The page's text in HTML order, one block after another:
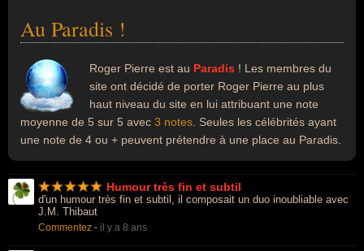
Au Paradis !
Roger Pierre est au Paradis ! Les membres du
site ont décidé de porter Roger Pierre au plus
haut niveau du site en lui attribuant une note
moyenne de 5 sur 5 avec 3 notes . Seules les célébrités ayant
une note de 4 ou + peuvent prétendre à une place au Paradis.
Humour très fin et subtil
d'un humour très fin et subtil, il composait un duo inoubliable avec
J.M. Thibaut
Commentez - il y a 8 ans